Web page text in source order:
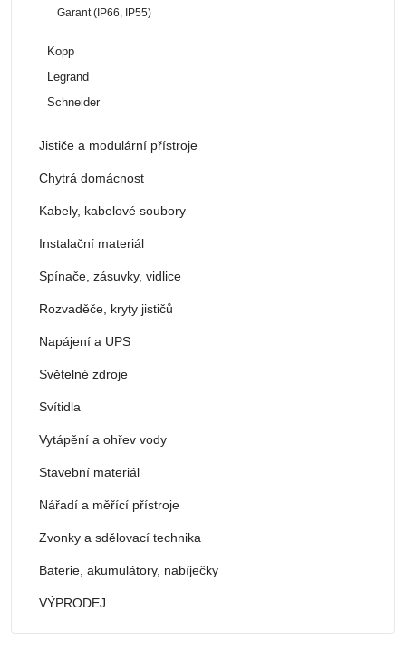
Garant (IP66, IP55)
Kopp
Legrand
Schneider
Jističe a modulární přístroje
Chytrá domácnost
Kabely, kabelové soubory
Instalační materiál
Spínače, zásuvky, vidlice
Rozvaděče, kryty jističů
Napájení a UPS
Světelné zdroje
Svítidla
Vytápění a ohřev vody
Stavební materiál
Nářadí a měřící přístroje
Zvonky a sdělovací technika
Baterie, akumulátory, nabíječky
VÝPRODEJ